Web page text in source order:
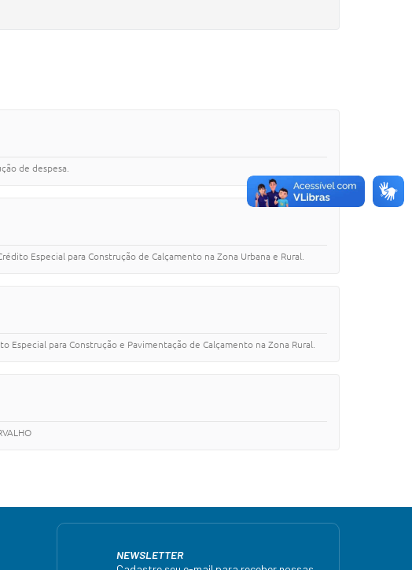
de despesa.
Especial para Construção de Calçamento na Zona Urbana e Rural.
Especial para Construção e Pavimentação de Calçamento na Zona Rural.
NEWSLETTER